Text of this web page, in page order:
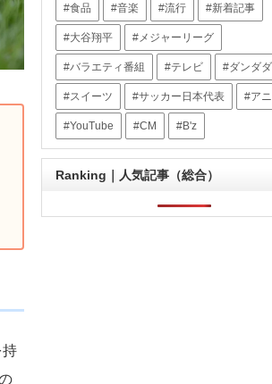
持
食品 音楽 流行 新着記事
大谷翔平 メジャーリーグ
バラエティ番組 テレビ ダンダ
スイーツ サッカー日本代表 ア
YouTube CM B'z
Ranking｜人気記事（総合）